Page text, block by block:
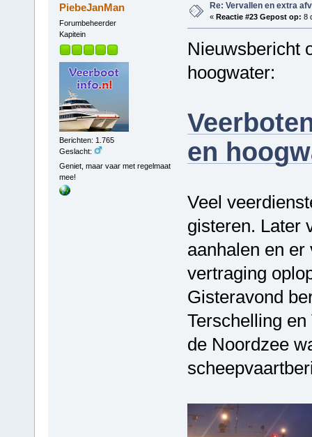
PiebeJanMan
Forumbeheerder
Kapitein
Berichten: 1.765
Geslacht:
Geniet, maar vaar met regelmaat
mee!
Re: Vervallen en extra
« Reactie #23 Gepost op: 8
Nieuwsbericht
hoogwater:
en
Veel
gisteren. Later
aanhalen en
vertraging
Gisteravond
Terschelling
de Noordzee